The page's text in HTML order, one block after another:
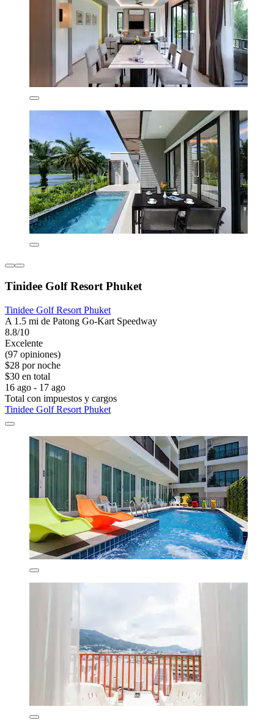
Tinidee Golf Resort Phuket
Tinidee Golf Resort Phuket
A 1.5 mi de Patong Go-Kart Speedway
8.8/10
Excelente
(97 opiniones)
$28 por noche
$30 en total
16 ago - 17 ago
Total con impuestos y cargos
Tinidee Golf Resort Phuket